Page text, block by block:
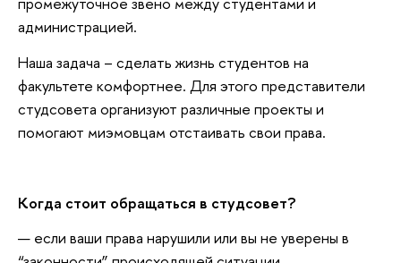
администрацией.
Наша задача – сделать жизнь студентов на
факультете комфортнее. Для этого представители
студсовета организуют различные проекты и
помогают миэмовцам отстаивать свои права.
Когда стоит обращаться в студсовет?
если ваши права нарушили или вы не уверены в